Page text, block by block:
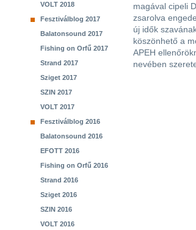
VOLT 2018
Fesztiválblog 2017
Balatonsound 2017
Fishing on Orfű 2017
Strand 2017
Sziget 2017
SZIN 2017
VOLT 2017
Fesztiválblog 2016
Balatonsound 2016
EFOTT 2016
Fishing on Orfű 2016
Strand 2016
Sziget 2016
SZIN 2016
VOLT 2016
magával cipeli
zsarolva
új idők
köszönhető a
APEH
nevében